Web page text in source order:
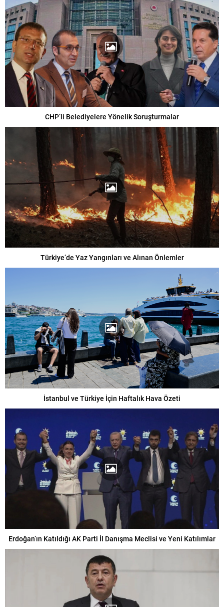
CHP’li Belediyelere Yönelik Soruşturmalar
Türkiye’de Yaz Yangınları ve Alınan Önlemler
İstanbul ve Türkiye İçin Haftalık Hava Özeti
Erdoğan’ın Katıldığı AK Parti İl Danışma Meclisi ve Yeni Katılımlar